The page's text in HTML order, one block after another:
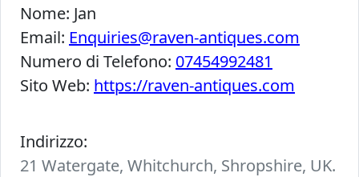
Nome: Jan
Email: Enquiries@raven-antiques.com
Numero di Telefono: 07454992481
Sito Web: https://raven-antiques.com
Indirizzo:
21 Watergate, Whitchurch, Shropshire, UK.